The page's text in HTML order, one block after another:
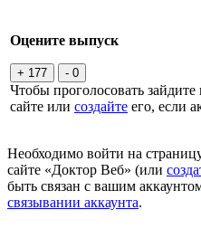
Оцените выпуск
+ 177 - 0
Чтобы проголосовать зайдите
сайте или создайте его, если
Необходимо войти на
сайте «Доктор Веб» (или
быть связан с вашим
связывании аккаунта.